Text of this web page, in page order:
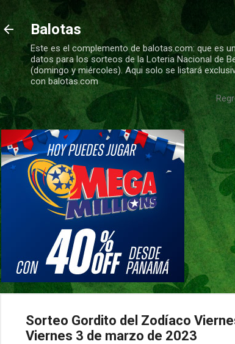
Balotas
Este es el complemento de balotas.com: que es
datos para los sorteos de la Loteria Nacional de
(domingo y miércoles). Aqui solo se listará
con balotas.com
Sorteo Gordito del Zodíaco
Viernes 3 de marzo de 2023